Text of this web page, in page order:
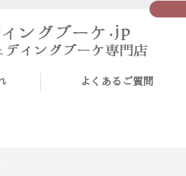
よくあるご質問